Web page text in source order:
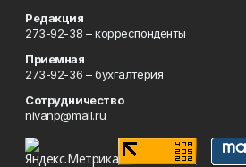
Редакция
273-92-38 – корреспонденты
Приемная
273-92-36 – бухгалтерия
Сотрудничество
nivanp@mail.ru